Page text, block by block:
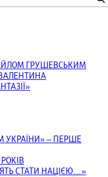
ГРУШЕВСЬКИМ
УКРАЇНИ» – ПЕРШЕ
РОКІВ
СТАТИ НАЦІЄЮ…»